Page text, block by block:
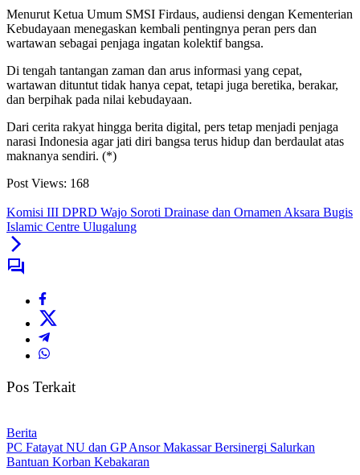
Menurut Ketua Umum SMSI Firdaus, audiensi dengan Kementerian
Kebudayaan menegaskan kembali pentingnya peran pers dan
wartawan sebagai penjaga ingatan kolektif bangsa.
Di tengah tantangan zaman dan arus informasi yang cepat,
wartawan dituntut tidak hanya cepat, tetapi juga beretika, berakar,
dan berpihak pada nilai kebudayaan.
Dari cerita rakyat hingga berita digital, pers tetap menjadi penjaga
narasi Indonesia agar jati diri bangsa terus hidup dan berdaulat atas
maknanya sendiri. (*)
Post Views: 168
Komisi III DPRD Wajo Soroti Drainase dan Ornamen Aksara Bugis
Islamic Centre Ulugalung
Pos Terkait
Berita
PC Fatayat NU dan GP Ansor Makassar Bersinergi Salurkan
Bantuan Korban Kebakaran